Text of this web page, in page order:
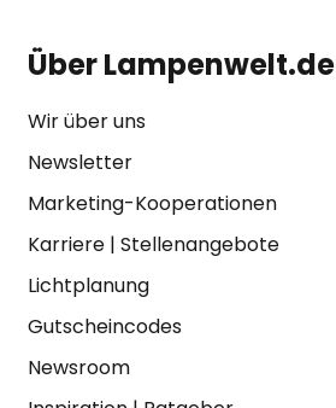
Über Lampenwelt.de
Wir über uns
Newsletter
Marketing-Kooperationen
Karriere| Stellenangebote
Lichtplanung
Gutscheincodes
Newsroom